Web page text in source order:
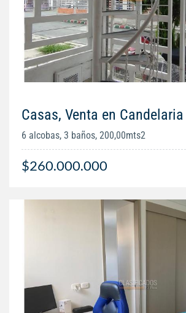
Casas, Venta en Candelaria
6 alcobas, 3 baños, 200,00mts2
$260.000.000